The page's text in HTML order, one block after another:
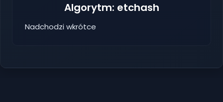
Algorytm: etchash
Nadchodzi wkrótce